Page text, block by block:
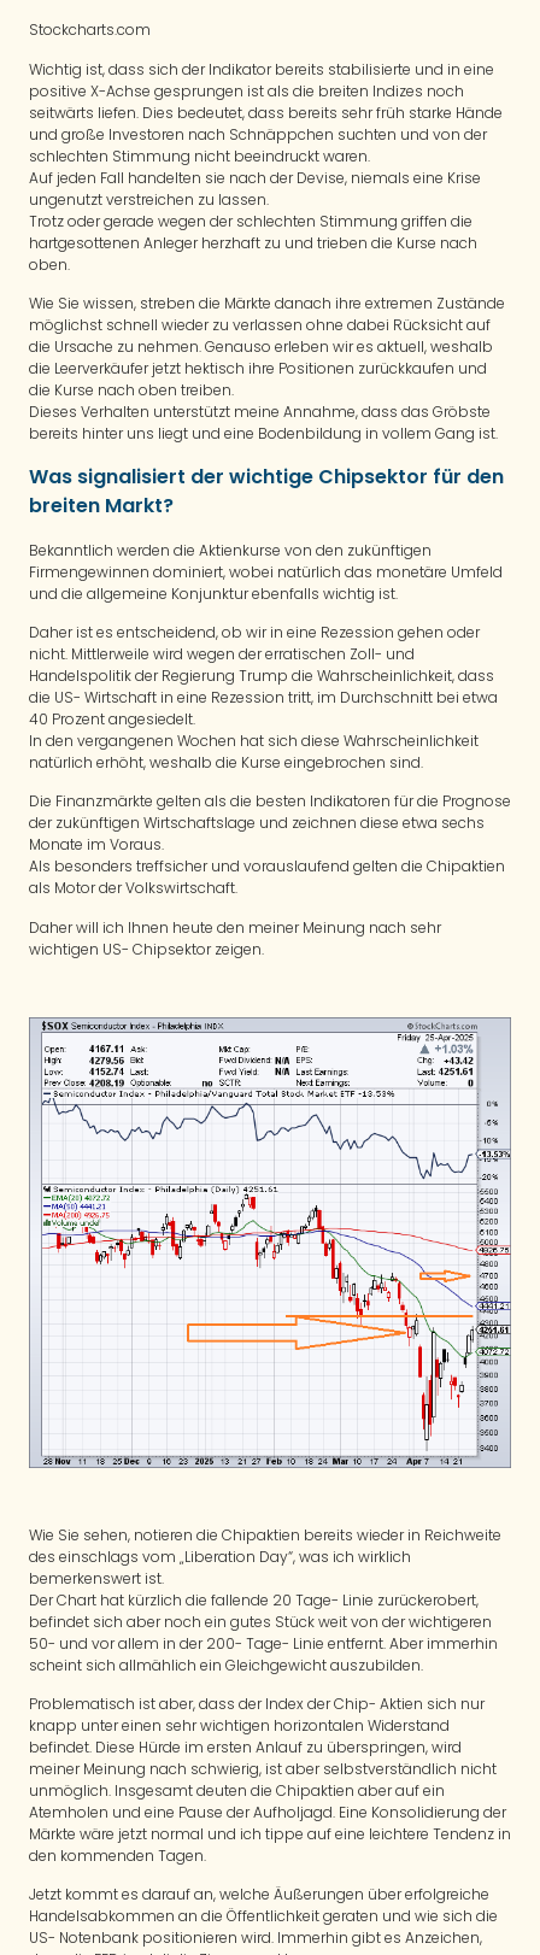
Stockcharts.com
Wichtig ist, dass sich der Indikator bereits stabilisierte und in eine
positive X-Achse gesprungen ist als die breiten Indizes noch
seitwärts liefen. Dies bedeutet, dass bereits sehr früh starke Hände
und große Investoren nach Schnäppchen suchten und von der
schlechten Stimmung nicht beeindruckt waren.
Auf jeden Fall handelten sie nach der Devise, niemals eine Krise
ungenutzt verstreichen zu lassen.
Trotz oder gerade wegen der schlechten Stimmung griffen die
hartgesottenen Anleger herzhaft zu und trieben die Kurse nach
oben.
Wie Sie wissen, streben die Märkte danach ihre extremen Zustände
möglichst schnell wieder zu verlassen ohne dabei Rücksicht auf
die Ursache zu nehmen. Genauso erleben wir es aktuell, weshalb
die Leerverkäufer jetzt hektisch ihre Positionen zurückkaufen und
die Kurse nach oben treiben.
Dieses Verhalten unterstützt meine Annahme, dass das Gröbste
bereits hinter uns liegt und eine Bodenbildung in vollem Gang ist.
Was signalisiert der wichtige Chipsektor für den
breiten Markt?
Bekanntlich werden die Aktienkurse von den zukünftigen
Firmengewinnen dominiert, wobei natürlich das monetäre Umfeld
und die allgemeine Konjunktur ebenfalls wichtig ist.
Daher ist es entscheidend, ob wir in eine Rezession gehen oder
nicht. Mittlerweile wird wegen der erratischen Zoll- und
Handelspolitik der Regierung Trump die Wahrscheinlichkeit, dass
die US- Wirtschaft in eine Rezession tritt, im Durchschnitt bei etwa
40 Prozent angesiedelt.
In den vergangenen Wochen hat sich diese Wahrscheinlichkeit
natürlich erhöht, weshalb die Kurse eingebrochen sind.
Die Finanzmärkte gelten als die besten Indikatoren für die Prognose
der zukünftigen Wirtschaftslage und zeichnen diese etwa sechs
Monate im Voraus.
Als besonders treffsicher und vorauslaufend gelten die Chipaktien
als Motor der Volkswirtschaft.
Daher will ich Ihnen heute den meiner Meinung nach sehr
wichtigen US- Chipsektor zeigen.
Wie Sie sehen, notieren die Chipaktien bereits wieder in Reichweite
des einschlags vom „Liberation Day“, was ich wirklich
bemerkenswert ist.
Der Chart hat kürzlich die fallende 20 Tage- Linie zurückerobert,
befindet sich aber noch ein gutes Stück weit von der wichtigeren
50- und vor allem in der 200- Tage- Linie entfernt. Aber immerhin
scheint sich allmählich ein Gleichgewicht auszubilden.
Problematisch ist aber, dass der Index der Chip- Aktien sich nur
knapp unter einen sehr wichtigen horizontalen Widerstand
befindet. Diese Hürde im ersten Anlauf zu überspringen, wird
meiner Meinung nach schwierig, ist aber selbstverständlich nicht
unmöglich. Insgesamt deuten die Chipaktien aber auf ein
Atemholen und eine Pause der Aufholjagd. Eine Konsolidierung der
Märkte wäre jetzt normal und ich tippe auf eine leichtere Tendenz in
den kommenden Tagen.
Jetzt kommt es darauf an, welche Äußerungen über erfolgreiche
Handelsabkommen an die Öffentlichkeit geraten und wie sich die
US- Notenbank positionieren wird. Immerhin gibt es Anzeichen,